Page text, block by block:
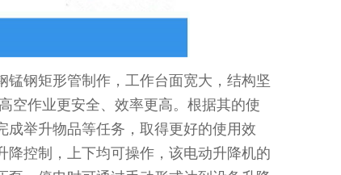
钢矩形管制作，工作台面宽大，结构坚
空作业更安全、效率更高。根据其的使
成举升物品等任务，取得更好的使用效
控制，上下均可操作，该电动升降机的